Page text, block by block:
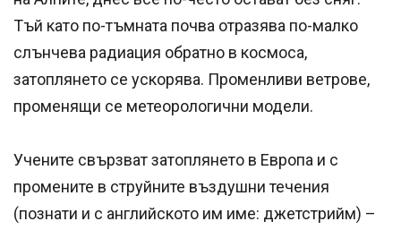
Тъй като по-тъмната почва отразява по-малко
слънчева радиация обратно в космоса,
затоплянето се ускорява. Променливи ветрове,
променящи се метеорологични модели.
Учените свързват затоплянето в Европа и с
промените в струйните въздушни течения
(познати и с английското им име: джетстрийм) –